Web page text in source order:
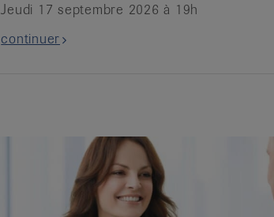
Jeudi 17 septembre 2026 à 19h
continuer